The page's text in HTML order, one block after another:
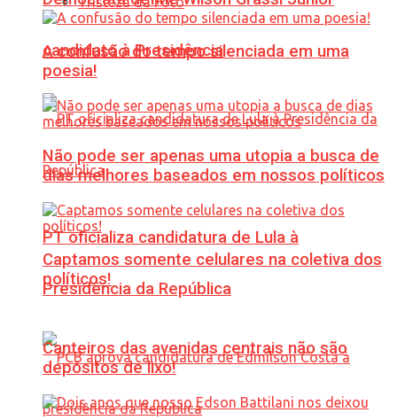
candidato à Presidência
PT oficializa candidatura de Lula à
Presidência da República
A confusão do tempo silenciada em uma
poesia!
Não pode ser apenas uma utopia a busca de
dias melhores baseados em nossos políticos
Captamos somente celulares na coletiva dos
políticos!
Canteiros das avenidas centrais não são
depósitos de lixo!